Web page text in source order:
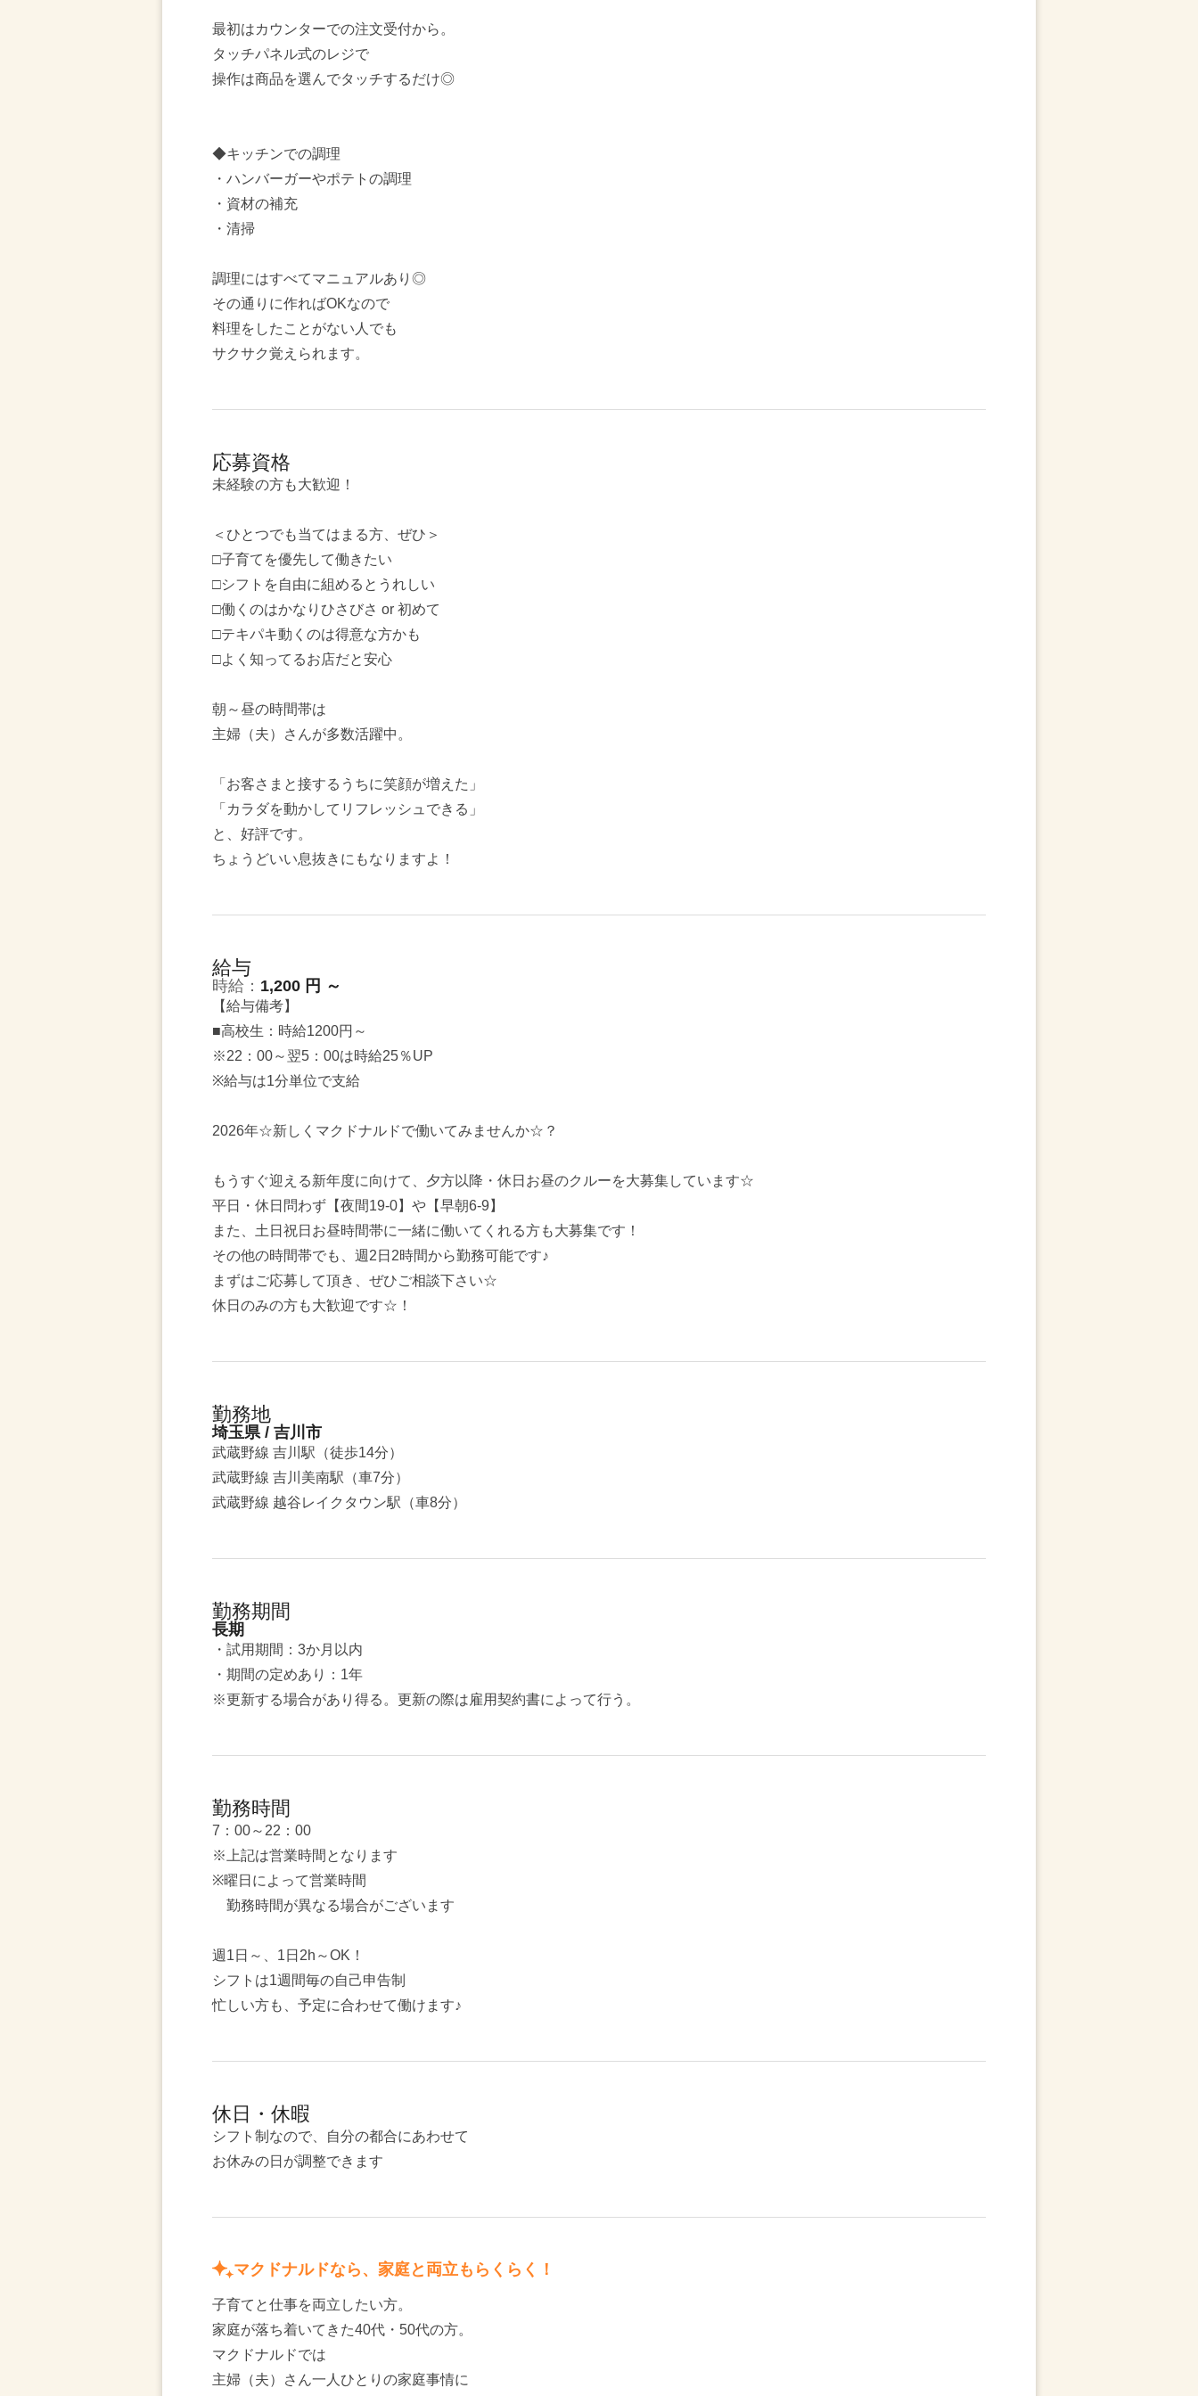
最初はカウンターでの注文受付から。
タッチパネル式のレジで
操作は商品を選んでタッチするだけ◎
◆キッチンでの調理
・ハンバーガーやポテトの調理
・資材の補充
・清掃
調理にはすべてマニュアルあり◎
その通りに作ればOKなので
料理をしたことがない人でも
サクサク覚えられます。
応募資格
未経験の方も大歓迎！
＜ひとつでも当てはまる方、ぜひ＞
□子育てを優先して働きたい
□シフトを自由に組めるとうれしい
□働くのはかなりひさびさ or 初めて
□テキパキ動くのは得意な方かも
□よく知ってるお店だと安心
朝～昼の時間帯は
主婦（夫）さんが多数活躍中。
「お客さまと接するうちに笑顔が増えた」
「カラダを動かしてリフレッシュできる」
と、好評です。
ちょうどいい息抜きにもなりますよ！
給与
時給： 1,200 円 ～
【給与備考】
■高校生：時給1200円～
※22：00～翌5：00は時給25％UP
※給与は1分単位で支給
2026年☆新しくマクドナルドで働いてみませんか☆？
もうすぐ迎える新年度に向けて、夕方以降・休日お昼のクルーを大募集しています☆
平日・休日問わず【夜間19‐0】や【早朝6‐9】
また、土日祝日お昼時間帯に一緒に働いてくれる方も大募集です！
その他の時間帯でも、週2日2時間から勤務可能です♪
まずはご応募して頂き、ぜひご相談下さい☆
休日のみの方も大歓迎です☆！
勤務地
埼玉県 / 吉川市
武蔵野線 吉川駅（徒歩14分）
武蔵野線 吉川美南駅（車7分）
武蔵野線 越谷レイクタウン駅（車8分）
勤務期間
長期
・試用期間：3か月以内
・期間の定めあり：1年
※更新する場合があり得る。更新の際は雇用契約書によって行う。
勤務時間
7：00～22：00
※上記は営業時間となります
※曜日によって営業時間
勤務時間が異なる場合がございます
週1日～、1日2h～OK！
シフトは1週間毎の自己申告制
忙しい方も、予定に合わせて働けます♪
休日・休暇
シフト制なので、自分の都合にあわせて
お休みの日が調整できます
マクドナルドなら、家庭と両立もらくらく！
子育てと仕事を両立したい方。
家庭が落ち着いてきた40代・50代の方。
マクドナルドでは
主婦（夫）さん一人ひとりの家庭事情に